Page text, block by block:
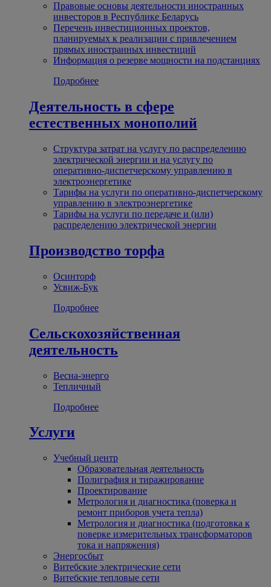
Правовые основы деятельности иностранных
инвесторов в Республике Беларусь
Перечень инвестиционных проектов,
планируемых к реализации с привлечением
прямых иностранных инвестиций
Информация о резерве мощности на подстанциях
Подробнее
Деятельность в сфере
естественных монополий
Структура затрат на услугу по распределению
электрической энергии и на услугу по
оперативно-диспетчерскому управлению в
электроэнергетике
Тарифы на услуги по оперативно-диспетчерскому
управлению в электроэнергетике
Тарифы на услуги по передаче и (или)
распределению электрической энергии
Производство торфа
Осинторф
Усвиж-Бук
Подробнее
Сельскохозяйственная
деятельность
Весна-энерго
Тепличный
Подробнее
Услуги
Учебный центр
Образовательная деятельность
Полиграфия и тиражирование
Проектирование
Метрология и диагностика (поверка и
ремонт приборов учета тепла)
Метрология и диагностика (подготовка к
поверке измерительных трансформаторов
тока и напряжения)
Энергосбыт
Витебские электрические сети
Витебские тепловые сети